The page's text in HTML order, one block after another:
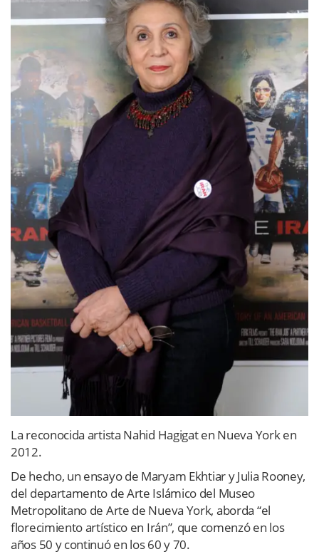
La reconocida artista Nahid Hagigat en Nueva York en
2012.
De hecho, un ensayo de Maryam Ekhtiar y Julia Rooney,
del departamento de Arte Islámico del Museo
Metropolitano de Arte de Nueva York, aborda “el
florecimiento artístico en Irán”, que comenzó en los
años 50 y continuó en los 60 y 70.